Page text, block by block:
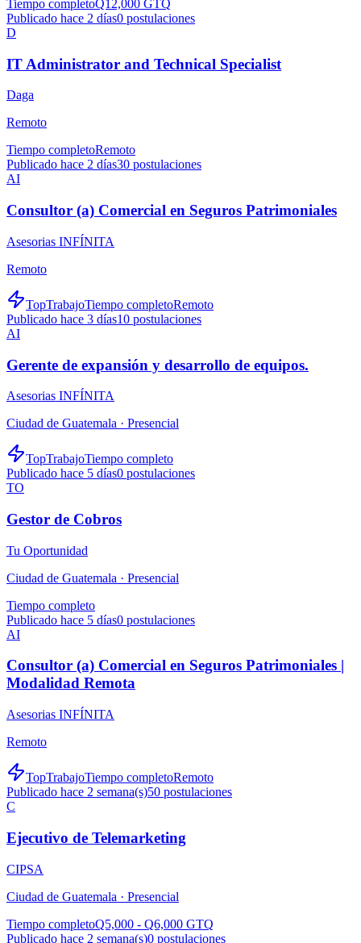
Tiempo completoQ12,000 GTQ
Publicado hace 2 días0 postulaciones
D
IT Administrator and Technical Specialist
Daga
Remoto
Tiempo completoRemoto
Publicado hace 2 días30 postulaciones
AI
Consultor (a) Comercial en Seguros Patrimoniales
Asesorias INFÍNITA
Remoto
TopTrabajoTiempo completoRemoto
Publicado hace 3 días10 postulaciones
AI
Gerente de expansión y desarrollo de equipos.
Asesorias INFÍNITA
Ciudad de Guatemala · Presencial
TopTrabajoTiempo completo
Publicado hace 5 días0 postulaciones
TO
Gestor de Cobros
Tu Oportunidad
Ciudad de Guatemala · Presencial
Tiempo completo
Publicado hace 5 días0 postulaciones
AI
Consultor (a) Comercial en Seguros Patrimoniales |
Modalidad Remota
Asesorias INFÍNITA
Remoto
TopTrabajoTiempo completoRemoto
Publicado hace 2 semana(s)50 postulaciones
C
Ejecutivo de Telemarketing
CIPSA
Ciudad de Guatemala · Presencial
Tiempo completoQ5,000 - Q6,000 GTQ
Publicado hace 2 semana(s)0 postulaciones